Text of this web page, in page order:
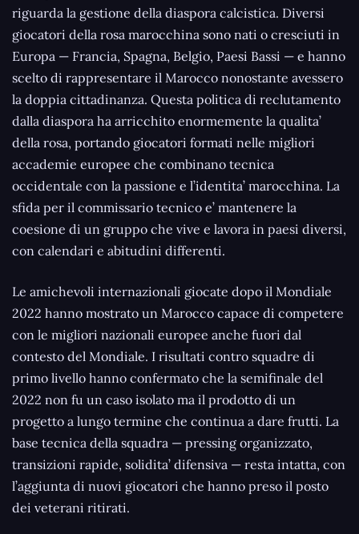
riguarda la gestione della diaspora calcistica. Diversi
giocatori della rosa marocchina sono nati o cresciuti in
Europa — Francia, Spagna, Belgio, Paesi Bassi — e hanno
scelto di rappresentare il Marocco nonostante avessero
la doppia cittadinanza. Questa politica di reclutamento
dalla diaspora ha arricchito enormemente la qualita’
della rosa, portando giocatori formati nelle migliori
accademie europee che combinano tecnica
occidentale con la passione e l’identita’ marocchina. La
sfida per il commissario tecnico e’ mantenere la
coesione di un gruppo che vive e lavora in paesi diversi,
con calendari e abitudini differenti.
Le amichevoli internazionali giocate dopo il Mondiale
2022 hanno mostrato un Marocco capace di competere
con le migliori nazionali europee anche fuori dal
contesto del Mondiale. I risultati contro squadre di
primo livello hanno confermato che la semifinale del
2022 non fu un caso isolato ma il prodotto di un
progetto a lungo termine che continua a dare frutti. La
base tecnica della squadra — pressing organizzato,
transizioni rapide, solidita’ difensiva — resta intatta, con
l’aggiunta di nuovi giocatori che hanno preso il posto
dei veterani ritirati.